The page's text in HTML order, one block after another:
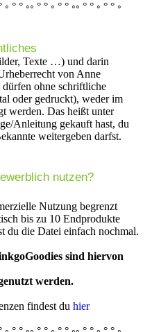
° ° ◦◦ ° ° ◦ ° ° ◦◦ ° ° ◦ ° ° ◦
Texte …) und darin
von Anne
ohne schriftliche
oder gedruckt), weder im
werden. Das heißt unter
Anleitung gekauft hast, du
weitergeben darfst.
nutzen?
Nutzung begrenzt
bis zu 10 Endprodukte
du die Datei einfach nochmal.
sind hiervon
werden.
findest du hier